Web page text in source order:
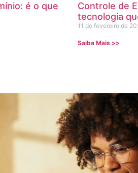
é o que
Controle de
tecnologia
11 de fevereiro de
Saiba Mais >>